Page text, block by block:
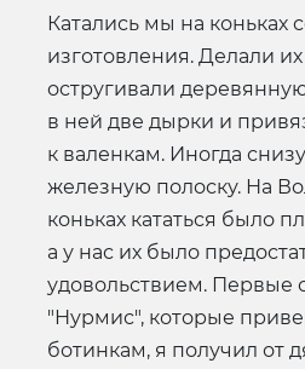
Катались мы на коньках
изготовления. Делали
остругивали
в ней две дырки и
к валенкам. Иногда
железную полоску. На
коньках кататься было
а у нас их было
удовольствием. Первые
"Нурмис", которые
ботинкам, я получил от